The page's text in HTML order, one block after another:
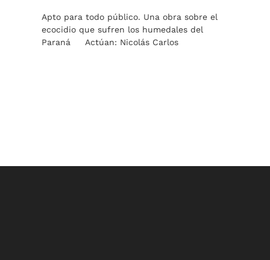
Apto para todo público. Una obra sobre el
ecocidio que sufren los humedales del
Paraná Actúan: Nicolás Carlos